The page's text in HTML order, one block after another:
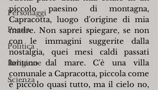
Personaggi
Poesia
Politica
Religione
Scienza
piccolo paesino di montagna,
Capracotta, luogo d'origine di mia
madre. Non saprei spiegare, se non
con le immagini suggerite dalla
nostalgia, quei mesi caldi passati
lontano dal mare. C'è una villa
comunale a Capracotta, piccola come
è piccolo quasi tutto, ma il cielo no,